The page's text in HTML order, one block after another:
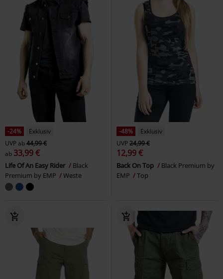
-24%
Exklusiv
UVPab44,99 €
ab 33,99 €
Life Of An Easy Rider
Black
Premium by EMP
Weste
-48%
Exklusiv
UVP24,99 €
12,99 €
Back On Top
Black Premium by
EMP
Top